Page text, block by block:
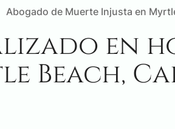
Abogado de Muerte Injusta en
en
Beach,